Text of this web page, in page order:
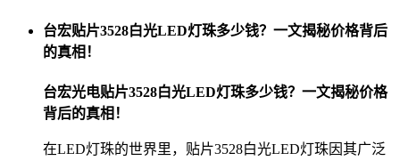
台宏贴片3528白光LED灯珠多少钱？一文揭秘价格背后
的真相！
台宏光电贴片3528白光LED灯珠多少钱？一文揭秘价格
背后的真相！
在LED灯珠的世界里，贴片3528白光LED灯珠因其广泛